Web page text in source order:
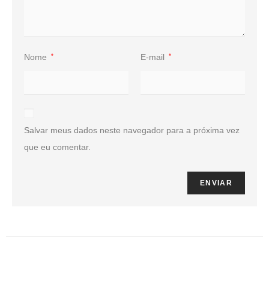
Nome * E-mail *
Salvar meus dados neste navegador para a próxima vez
que eu comentar.